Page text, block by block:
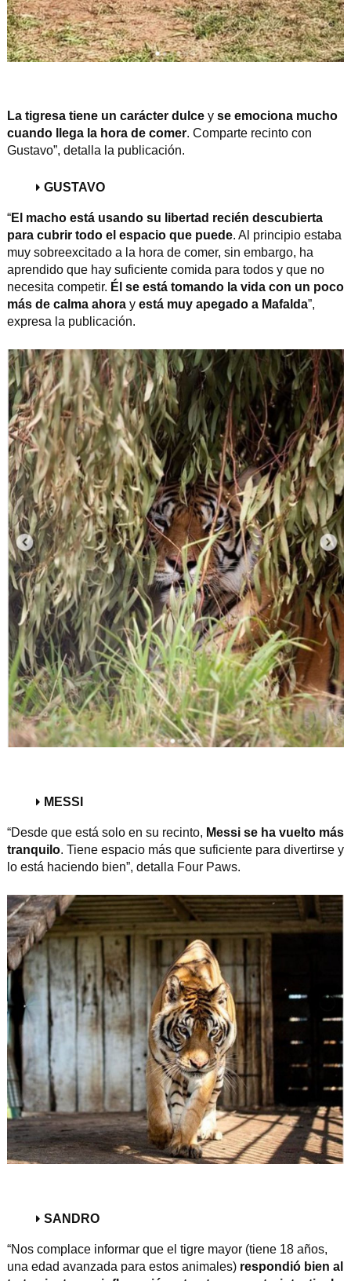
La tigresa tiene un carácter dulce yse emociona mucho
cuando llega la hora de comer. Comparte recinto con
Gustavo”, detalla la publicación.
GUSTAVO
“El macho está usando su libertad recién descubierta
para cubrir todo el espacio que puede. Al principio estaba
muy sobreexcitado a la hora de comer, sin embargo, ha
aprendido que hay suficiente comida para todos y que no
necesita competir. Él se está tomando la vida con un poco
más de calma ahora yestá muy apegado a Mafalda”,
expresa la publicación.
MESSI
“Desde que está solo en su recinto, Messi se ha vuelto más
tranquilo. Tiene espacio más que suficiente para divertirse y
lo está haciendo bien”, detalla Four Paws.
SANDRO
“Nos complace informar que el tigre mayor (tiene 18 años,
una edad avanzada para estos animales) respondió bien al